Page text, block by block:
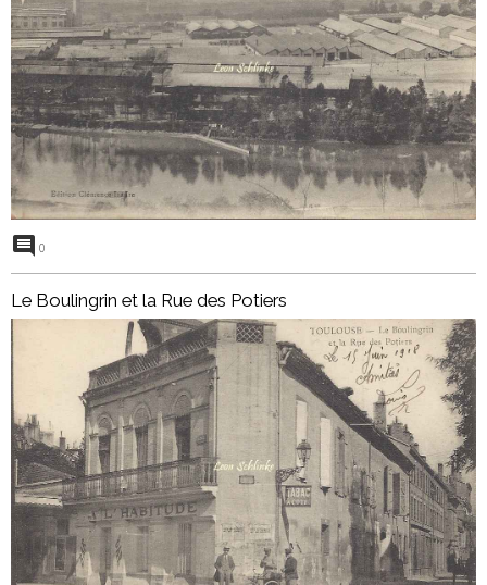
0
Le Boulingrin et la Rue des Potiers